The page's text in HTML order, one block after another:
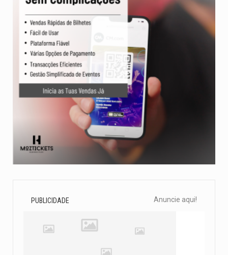
PUBLICIDADE Anuncie aqui!